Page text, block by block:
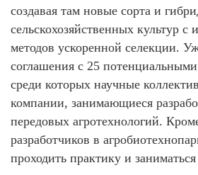
создавая там новые сорта и
сельскохозяйственных культур с
методов ускоренной селекции.
соглашения с 25
среди которых научные
компании, занимающиеся
передовых агротехнологий.
разработчиков в
проходить практику и